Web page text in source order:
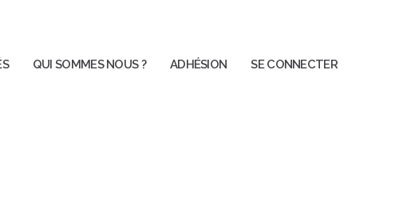
QUI SOMMES NOUS ? ADHÉSION SE CONNECTER